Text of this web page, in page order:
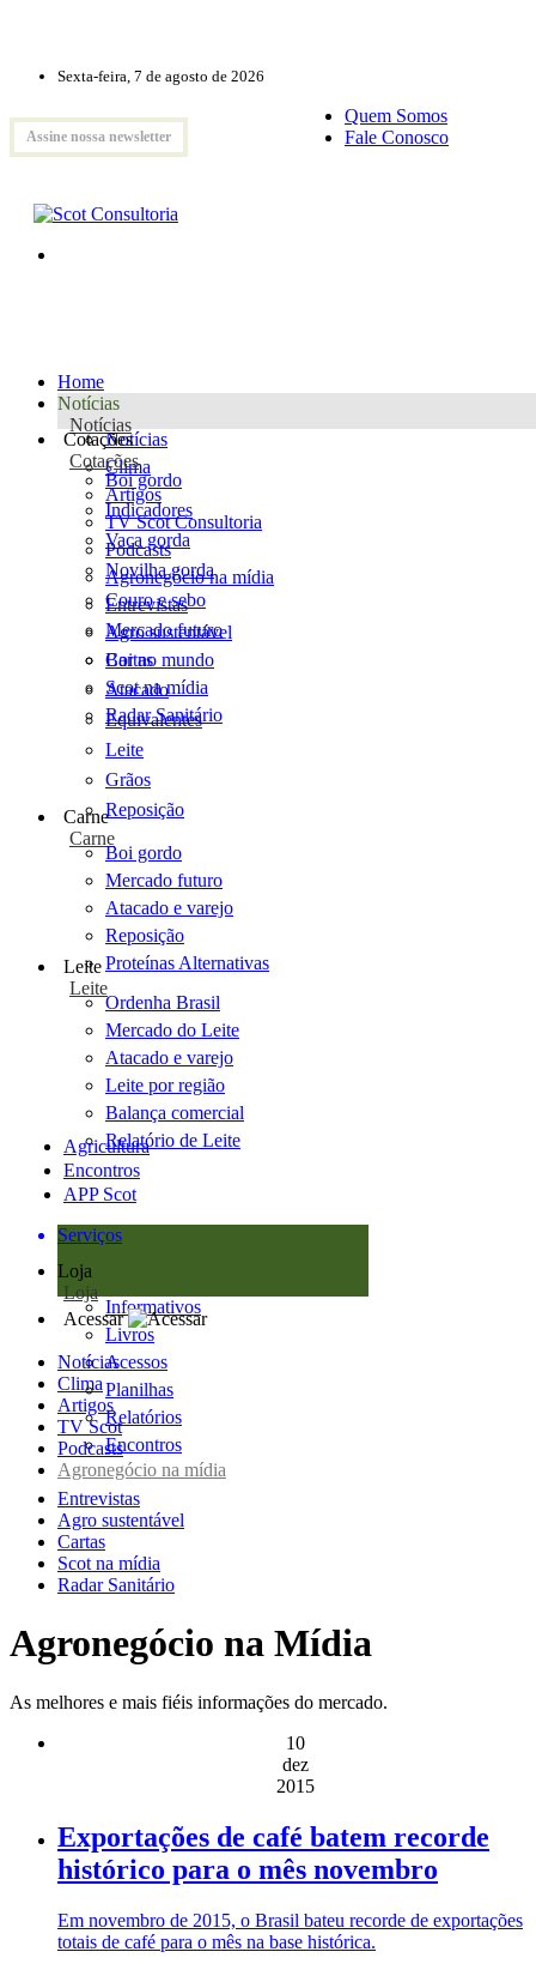
Sexta-feira, 7 de agosto de 2026
Assine nossa newsletter
Quem Somos
Fale Conosco
Home
Notícias
Notícias
Notícias
Clima
Artigos
TV Scot Consultoria
Podcasts
Agronegócio na mídia
Entrevistas
Agro sustentável
Cartas
Scot na mídia
Radar Sanitário
Cotações
Cotações
Boi gordo
Indicadores
Vaca gorda
Novilha gorda
Couro e sebo
Mercado futuro
Boi no mundo
Atacado
Equivalentes
Leite
Grãos
Reposição
Carne
Carne
Boi gordo
Mercado futuro
Atacado e varejo
Reposição
Proteínas Alternativas
Leite
Leite
Ordenha Brasil
Mercado do Leite
Atacado e varejo
Leite por região
Balança comercial
Relatório de Leite
Agricultura
Encontros
APP Scot
Serviços
Loja
Loja
Informativos
Livros
Acessos
Planilhas
Relatórios
Encontros
Acessar
Notícias
Clima
Artigos
TV Scot
Podcasts
Agronegócio na mídia
Entrevistas
Agro sustentável
Cartas
Scot na mídia
Radar Sanitário
Agronegócio na Mídia
As melhores e mais fiéis informações do mercado.
10
dez
2015
Exportações de café batem recorde
histórico para o mês novembro
Em novembro de 2015, o Brasil bateu recorde de exportações
totais de café para o mês na base histórica.